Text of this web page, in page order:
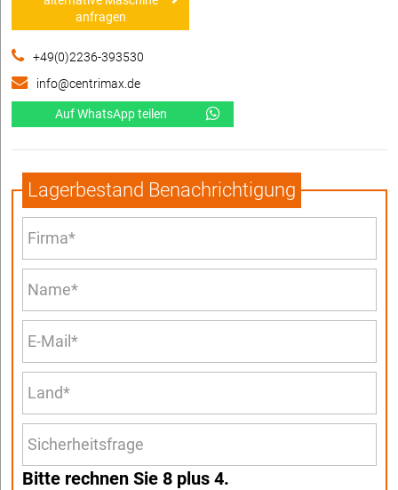
anfragen
+49(0)2236-393530
info@centrimax.de
Auf WhatsApp teilen
Lagerbestand Benachrichtigung
Bitte rechnen Sie 8 plus 4.